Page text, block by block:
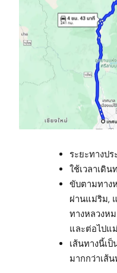
ระยะทางป
ใช้เวลาเดิ
ขับตามทาง
ผ่านแม่ริม,
ทางหลวงห
และต่อไปแ
เส้นทางนี้เ
มากกว่าเส้